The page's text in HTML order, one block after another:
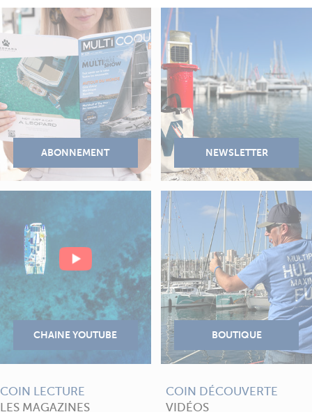
COIN LECTURE
LES MAGAZINES
COIN DÉCOUVERTE
VIDÉOS